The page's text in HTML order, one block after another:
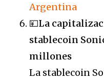
Argentina
💴La
stablecoin
millones
La stablecoin